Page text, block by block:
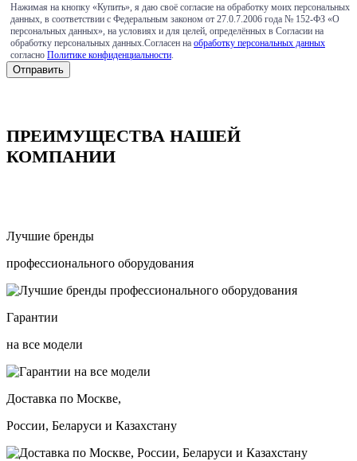
Нажимая на кнопку «Купить», я даю своё согласие на обработку моих персональных
данных, в соответствии с Федеральным законом от 27.0.7.2006 года № 152-ФЗ «О
персональных данных», на условиях и для целей, определённых в Согласии на
обработку персональных данных.Согласен на обработку персональных данных
согласно Политике конфиденциальности
ПРЕИМУЩЕСТВА НАШЕЙ
КОМПАНИИ
Лучшие бренды
профессионального оборудования
Гарантии
на все модели
Доставка по Москве,
России, Беларуси и Казахстану